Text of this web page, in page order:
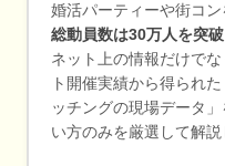
婚活パーティーや街コ
総動員数は30万人を突破
ネット上の情報だけで
ト開催実績から得られ
ッチングの現場データ
い方のみを厳選して解説